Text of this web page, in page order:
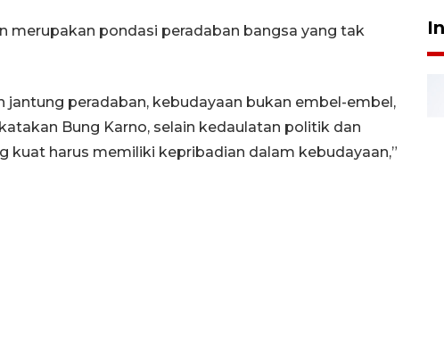
merupakan pondasi peradaban bangsa yang tak
jantung peradaban, kebudayaan bukan embel-embel,
Bung Karno, selain kedaulatan politik dan
kuat harus memiliki kepribadian dalam kebudayaan,”